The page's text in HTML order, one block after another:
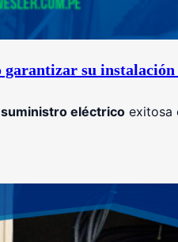
garantizar su
eléctrico exitosa